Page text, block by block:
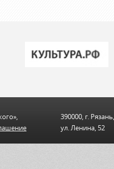
390000, г. Рязань,
ул. Ленина, 52